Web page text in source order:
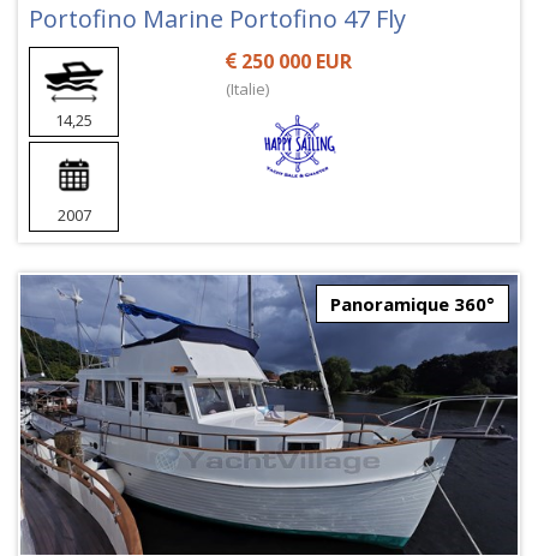
Portofino Marine Portofino 47 Fly
14,25
2007
250 000 EUR
(Italie)
Panoramique 360°